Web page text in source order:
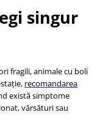
singur
fragili, animale cu boli
recomandarea
există simptome
vărsături sau